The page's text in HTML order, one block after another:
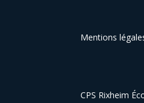
Mentions
CPS Rixheim